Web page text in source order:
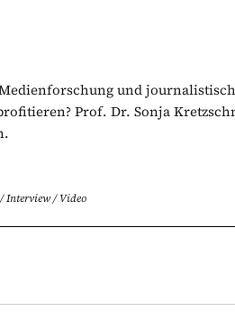
und
Prof. Dr. Sonja
Interview/Video